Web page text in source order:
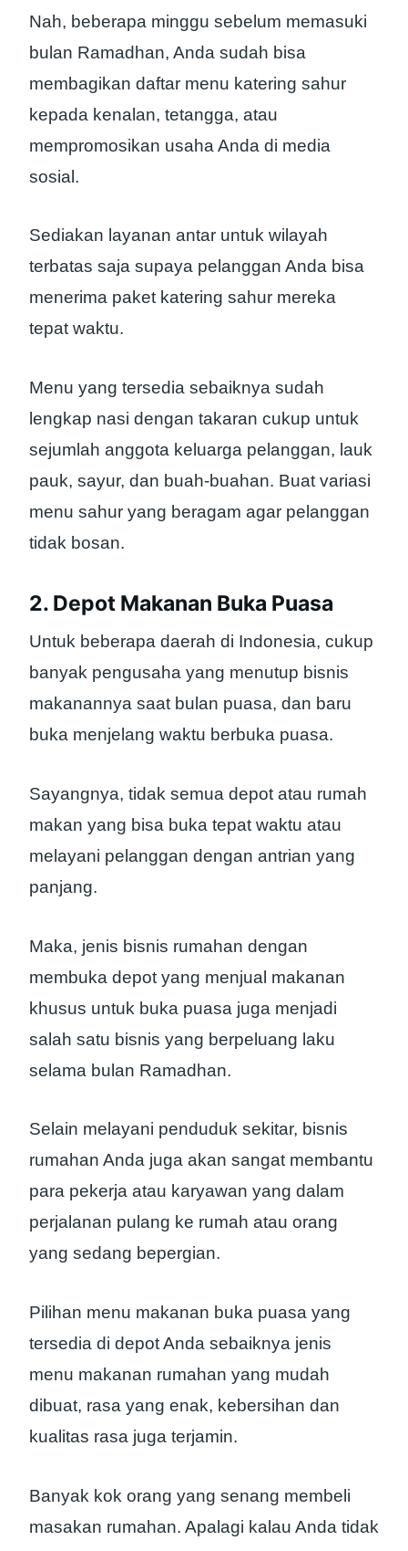
Nah, beberapa minggu sebelum memasuki
bulan Ramadhan, Anda sudah bisa
membagikan daftar menu katering sahur
kepada kenalan, tetangga, atau
mempromosikan usaha Anda di media
sosial.
Sediakan layanan antar untuk wilayah
terbatas saja supaya pelanggan Anda bisa
menerima paket katering sahur mereka
tepat waktu.
Menu yang tersedia sebaiknya sudah
lengkap nasi dengan takaran cukup untuk
sejumlah anggota keluarga pelanggan, lauk
pauk, sayur, dan buah-buahan. Buat variasi
menu sahur yang beragam agar pelanggan
tidak bosan.
2. Depot Makanan Buka Puasa
Untuk beberapa daerah di Indonesia, cukup
banyak pengusaha yang menutup bisnis
makanannya saat bulan puasa, dan baru
buka menjelang waktu berbuka puasa.
Sayangnya, tidak semua depot atau rumah
makan yang bisa buka tepat waktu atau
melayani pelanggan dengan antrian yang
panjang.
Maka, jenis bisnis rumahan dengan
membuka depot yang menjual makanan
khusus untuk buka puasa juga menjadi
salah satu bisnis yang berpeluang laku
selama bulan Ramadhan.
Selain melayani penduduk sekitar, bisnis
rumahan Anda juga akan sangat membantu
para pekerja atau karyawan yang dalam
perjalanan pulang ke rumah atau orang
yang sedang bepergian.
Pilihan menu makanan buka puasa yang
tersedia di depot Anda sebaiknya jenis
menu makanan rumahan yang mudah
dibuat, rasa yang enak, kebersihan dan
kualitas rasa juga terjamin.
Banyak kok orang yang senang membeli
masakan rumahan. Apalagi kalau Anda tidak